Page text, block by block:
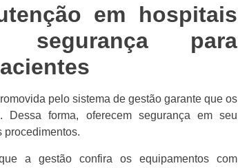
em hospitais
segurança para
pelo sistema de gestão garante que os
Dessa forma, oferecem segurança em seu
procedimentos.
a gestão confira os equipamentos com